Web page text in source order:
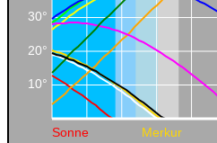
10°
20°
30°
Sonne
Merkur